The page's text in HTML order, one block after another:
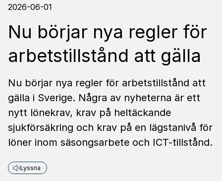
2026-06-01
Nu börjar nya regler för
arbetstillstånd att gälla
Nu börjar nya regler för arbetstillstånd att
gälla i Sverige. Några av nyheterna är ett
nytt lönekrav, krav på heltäckande
sjukförsäkring och krav på en lägstanivå för
löner inom säsongsarbete och ICT-tillstånd.
Lyssna